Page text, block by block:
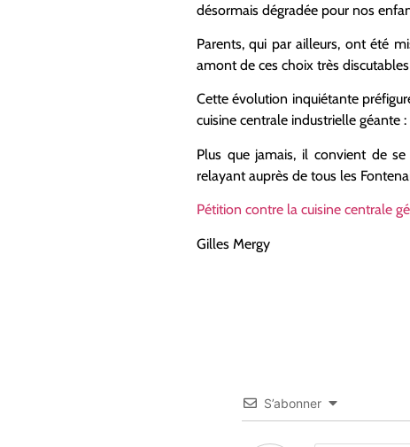
désormais dégradée pour nos
Parents, qui par ailleurs, ont été
amont de ces choix très
Cette évolution inquiétante
cuisine centrale industrielle géante
Plus que jamais, il convient de
relayant auprès de tous les
Pétition contre la cuisine centrale
Gilles Mergy
S’abonner